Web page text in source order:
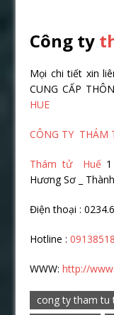
Công ty
Mọi chi tiết xin
CUNG CẤP
HUE
CÔNG TY THÁM
Thám tử Huế1
Hương Sơ _
Điện thoại :
Hotline :
WWW: http://
cong ty tham tu